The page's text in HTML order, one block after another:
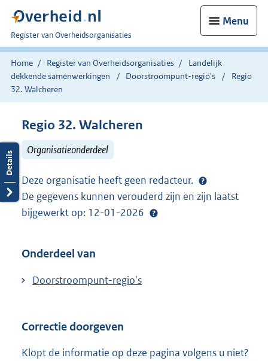
Menu
U
bent
nu
hier:
Register van Overheidsorganisaties
Home Register van Overheidsorganisaties
Landelijk
dekkende samenwerkingen
Doorstroompunt-regio's
Regio
32. Walcheren
Regio 32. Walcheren
Organisatieonderdeel
Deze organisatie heeft geen redacteur.
De gegevens kunnen verouderd zijn en zijn laatst
bijgewerkt op: 12-01-2026
Onderdeel van
Doorstroompunt-regio's
Correctie doorgeven
Klopt de informatie op deze pagina volgens u niet?